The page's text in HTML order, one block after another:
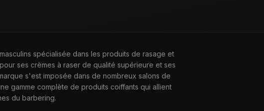
spécialisée dans les produits de rasage et
ses crèmes à raser de qualité supérieure et ses
s'est imposée dans de nombreux salons de
gamme complète de produits coiffants qui allient
du barbering.